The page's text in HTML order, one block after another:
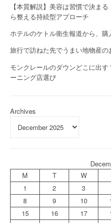
【本質解説】美容は習慣で決ま
ら整える持続型アプローチ
ホテルのケトル衛生報道から、
旅行で訪ねた先でうまい地物産
モンクレールのダウンどこに出
ーニング店選び
Archives
M
T W
1
2 3
8
9 10
15
16 17